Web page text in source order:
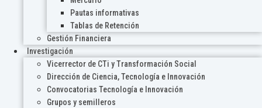
Pautas informativas
Tablas de Retención
Gestión Financiera
Investigación
Vicerrector de CTi y Transformación Social
Dirección de Ciencia, Tecnología e Innovación
Convocatorias Tecnología e Innovación
Grupos y semilleros